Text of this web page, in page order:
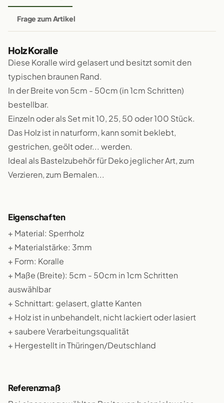
Frage zum Artikel
Holz Koralle
Diese Koralle wird gelasert und besitzt somit den
typischen braunen Rand.
In der Breite von 5cm - 50cm (in 1cm Schritten)
bestellbar.
Einzeln oder als Set mit 10, 25, 50 oder 100 Stück.
Das Holz ist in naturform, kann somit beklebt,
gestrichen, geölt oder... werden.
Ideal als Bastelzubehör für Deko jeglicher Art, zum
Verzieren, zum Bemalen...
Eigenschaften
+ Material: Sperrholz
+ Materialstärke: 3mm
+ Form: Koralle
+ Maße (Breite): 5cm - 50cm in 1cm Schritten
auswählbar
+ Schnittart: gelasert, glatte Kanten
+ Holz ist in unbehandelt, nicht lackiert oder lasiert
+ saubere Verarbeitungsqualität
+ Hergestellt in Thüringen/Deutschland
Referenzmaß